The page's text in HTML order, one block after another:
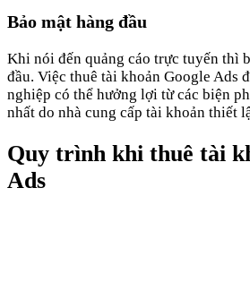
Bảo mật hàng đầu
Khi nói đến quảng cáo trực tuyến thì
đầu. Việc thuê tài khoản Google Ads
nghiệp có thể hưởng lợi từ các biện
nhất do nhà cung cấp tài khoản thiết
Quy trình khi thuê tài
Ads